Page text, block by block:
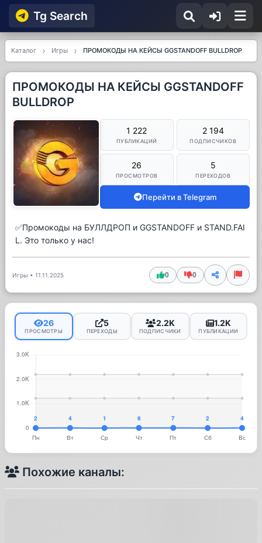
Tg Searсh
Каталог Игры ПРОМОКОДЫ НА КЕЙСЫ GGSTANDOFF BULLDROP
ПРОМОКОДЫ НА КЕЙСЫ GGSTANDOFF
BULLDROP
1 222
ПУБЛИКАЦИЙ
2 194
ПОДПИСЧИКОВ
26
ПРОСМОТРОВ
5
ПЕРЕХОДОВ
Перейти в Telegram
✅Промокоды на БУЛЛДРОП и GGSTANDOFF и STAND.FAI
L. Это только у нас!
Игры • 11.11.2025 0 0
26
ПРОСМОТРЫ
5
ПЕРЕХОДЫ
2.2K
ПОДПИСЧИКИ
1.2K
ПУБЛИКАЦИИ
Похожие каналы: